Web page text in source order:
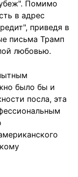
Помимо
в адрес
приведя в
письма Трамп
любовью.
было бы и
посла, эта